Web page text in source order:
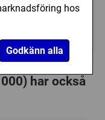
hos
Godkänn alla
Utgått
har också